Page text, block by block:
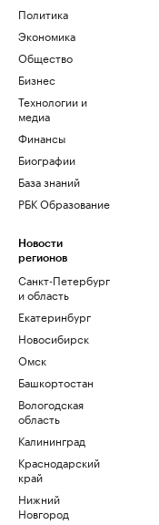
Политика
Экономика
Общество
Бизнес
Технологии и
медиа
Финансы
Биографии
База знаний
РБК Образование
Новости
регионов
Санкт-Петербург
и область
Екатеринбург
Новосибирск
Омск
Башкортостан
Вологодская
область
Калининград
Краснодарский
край
Нижний
Новгород